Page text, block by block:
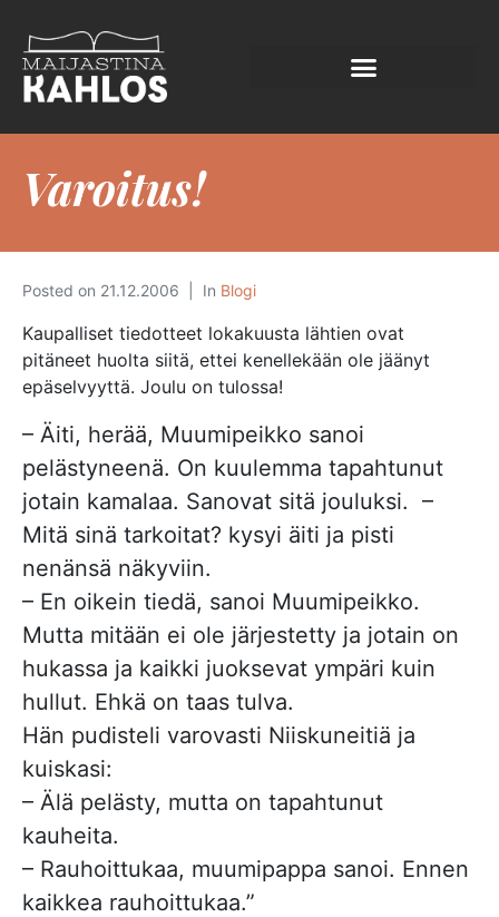
Varoitus!
Posted on 21.12.2006 In Blogi
Kaupalliset tiedotteet lokakuusta lähtien ovat
pitäneet huolta siitä, ettei kenellekään ole jäänyt
epäselvyyttä. Joulu on tulossa!
– Äiti, herää, Muumipeikko sanoi
pelästyneenä. On kuulemma tapahtunut
jotain kamalaa. Sanovat sitä jouluksi. –
Mitä sinä tarkoitat? kysyi äiti ja pisti
nenänsä näkyviin.
– En oikein tiedä, sanoi Muumipeikko.
Mutta mitään ei ole järjestetty ja jotain on
hukassa ja kaikki juoksevat ympäri kuin
hullut. Ehkä on taas tulva.
Hän pudisteli varovasti Niiskuneitiä ja
kuiskasi:
– Älä pelästy, mutta on tapahtunut
kauheita.
– Rauhoittukaa, muumipappa sanoi. Ennen
kaikkea rauhoittukaa.”